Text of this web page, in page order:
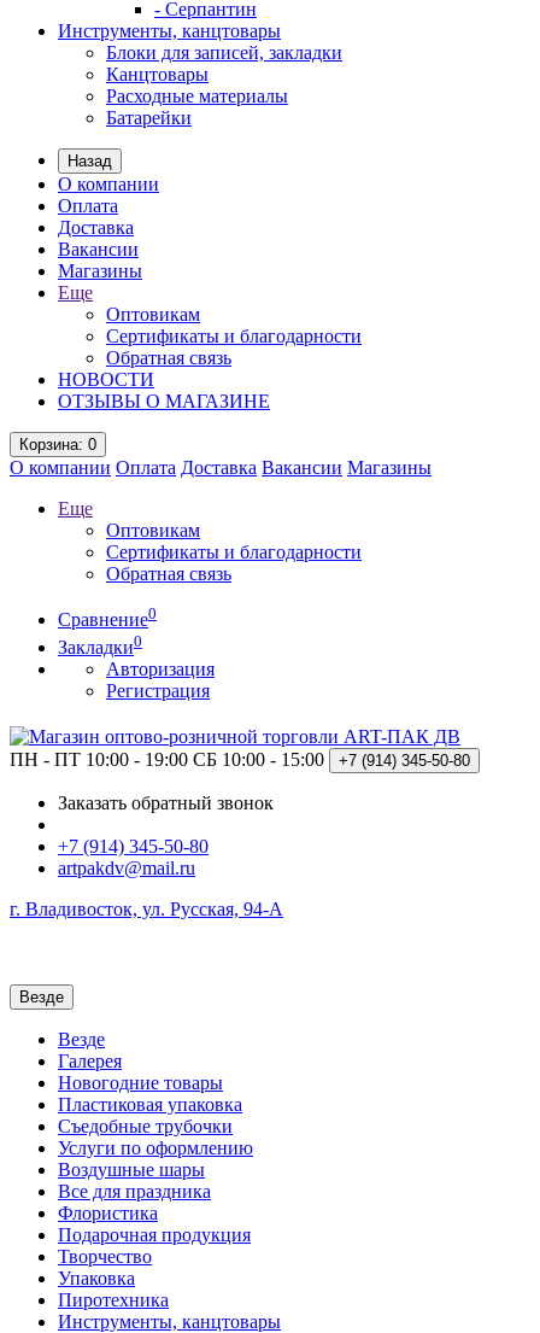
- Серпантин
Инструменты, канцтовары
Блоки для записей, закладки
Канцтовары
Расходные материалы
Батарейки
Назад
О компании
Оплата
Доставка
Вакансии
Магазины
Еще
Оптовикам
Сертификаты и благодарности
Обратная связь
НОВОСТИ
ОТЗЫВЫ О МАГАЗИНЕ
Корзина: 0
О компании Оплата Доставка Вакансии Магазины
Еще
Оптовикам
Сертификаты и благодарности
Обратная связь
Сравнение0
Закладки0
Авторизация
Регистрация
ПН - ПТ 10:00 - 19:00 СБ 10:00 - 15:00 +7 (914) 345-50-80
Заказать обратный звонок
+7 (914) 345-50-80
artpakdv@mail.ru
г. Владивосток, ул. Русская, 94-А
Везде
Везде
Галерея
Новогодние товары
Пластиковая упаковка
Съедобные трубочки
Услуги по оформлению
Воздушные шары
Все для праздника
Флористика
Подарочная продукция
Творчество
Упаковка
Пиротехника
Инструменты, канцтовары